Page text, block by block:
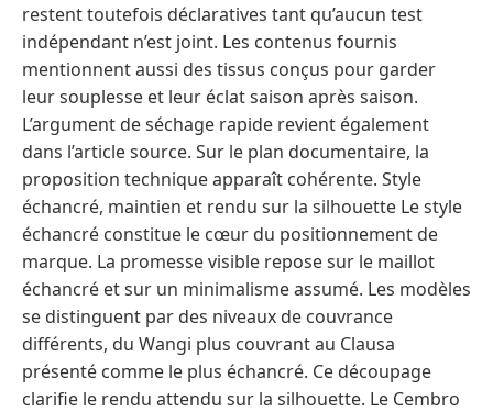
restent toutefois déclaratives tant qu’aucun test
indépendant n’est joint. Les contenus fournis
mentionnent aussi des tissus conçus pour garder
leur souplesse et leur éclat saison après saison.
L’argument de séchage rapide revient également
dans l’article source. Sur le plan documentaire, la
proposition technique apparaît cohérente. Style
échancré, maintien et rendu sur la silhouette Le style
échancré constitue le cœur du positionnement de
marque. La promesse visible repose sur le maillot
échancré et sur un minimalisme assumé. Les modèles
se distinguent par des niveaux de couvrance
différents, du Wangi plus couvrant au Clausa
présenté comme le plus échancré. Ce découpage
clarifie le rendu attendu sur la silhouette. Le Cembro